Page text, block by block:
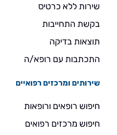
שירות ללא כרטיס
בקשת התחייבות
תוצאות בדיקה
התכתבות עם רופא/ה
שירותים ומרכזים רפואיים
חיפוש רופאים ורופאות
חיפוש מרכזים רפואים